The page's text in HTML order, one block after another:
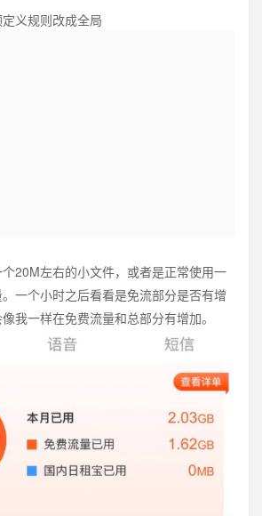
义规则改成全局
20M左右的小文件，或者是正常使用一
一个小时之后看看是免流部分是否有增
我一样在免费流量和总部分有增加。